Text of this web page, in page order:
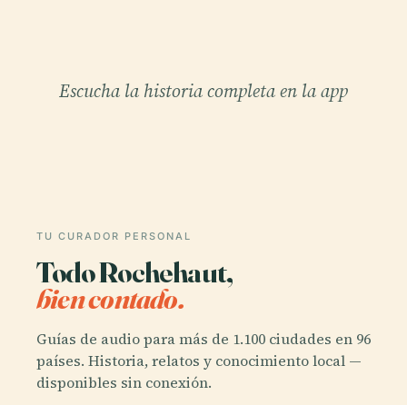
Escucha la historia completa en la app
TU CURADOR PERSONAL
Todo Rochehaut,
bien contado.
Guías de audio para más de 1.100 ciudades en 96
países. Historia, relatos y conocimiento local —
disponibles sin conexión.